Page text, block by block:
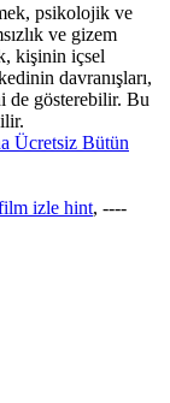
psikolojik ve
ve gizem
kişinin içsel
davranışları,
de gösterebilir. Bu
Ücretsiz Bütün
izle hint, ----